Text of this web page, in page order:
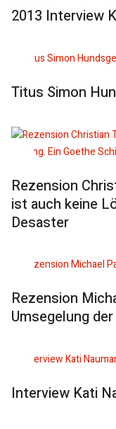
2013 Interview
Titus Simon
Rezension
ist auch keine
Desaster
Rezension
Umsegelung
Interview Kati